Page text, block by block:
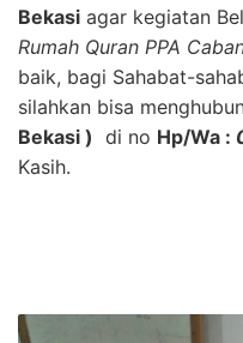
Bekasi agar kegiatan
Rumah Quran PPA
baik, bagi Sahabat-
silahkan bisa
Bekasi ) di no Hp/Wa :
Kasih.